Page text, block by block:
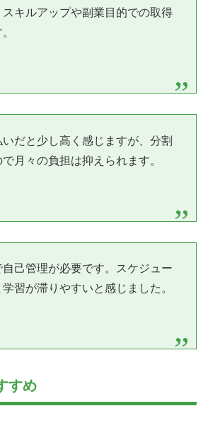
キルアップや副業目的での取得
だと少し高く感じますが、分割
月々の負担は抑えられます。
己管理が必要です。スケジュー
習が滞りやすいと感じました。
すめ